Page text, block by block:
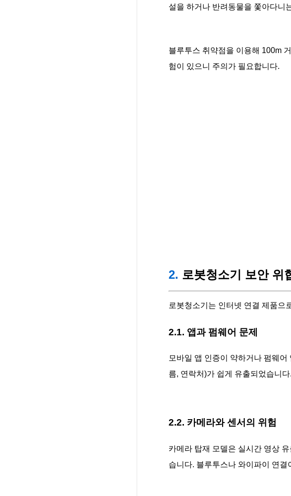
설을 하거나 반려동물을 쫓아다니
블루투스 취약점을 이용해 100m
험이 있으니 주의가 필요합니다.
2. 로봇청소기 보안 위
로봇청소기는 인터넷 연결 제품으
2.1. 앱과 펌웨어 문제
모바일 앱 인증이 약하거나 펌웨
름, 연락처)가 쉽게 유출되었습니
2.2. 카메라와 센서의 위험
카메라 탑재 모델은 실시간 영상
습니다. 블루투스나 와이파이 연